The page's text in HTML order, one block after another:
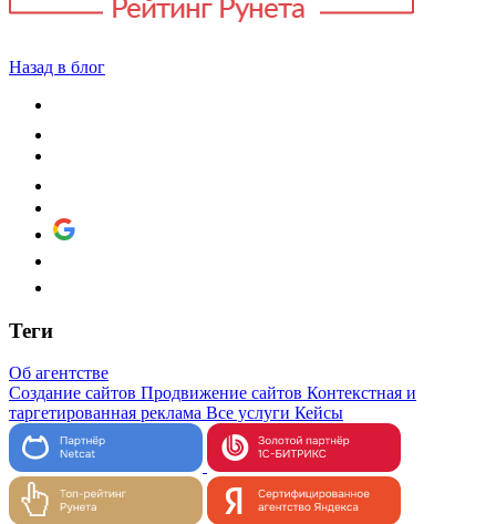
Назад в блог
Теги
Об агентстве
Создание сайтов Продвижение сайтов Контекстная и
таргетированная реклама Все услуги Кейсы